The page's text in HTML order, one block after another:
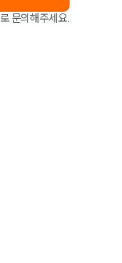
로 문의해주세요.